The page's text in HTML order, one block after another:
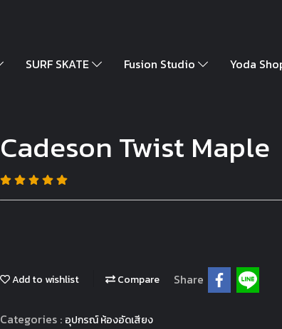
SURF SKATE Fusion Studio Yoda
Cadeson Twist Maple
Add to wishlist Compare Share
Categories : อุปกรณ์ ห้องอัดเสียง